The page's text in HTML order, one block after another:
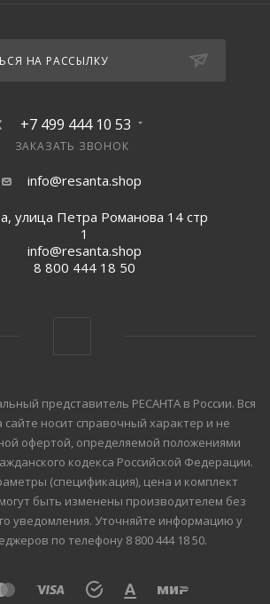
НА РАССЫЛКУ
+7 499 444 10 53
ЗАКАЗАТЬ ЗВОНОК
info@resanta.shop
улица Петра Романова 14 стр
1
info@resanta.shop
8 800 444 18 50
представитель РЕСАНТА в России. Вся
носит справочный характер и не
офертой, определяемой положениями
кодекса Российской Федерации.
(спецификация), цена и комплект
быть изменены производителем без
уведомления. Уточняйте информацию у
по телефону 8 800 444 18 50.